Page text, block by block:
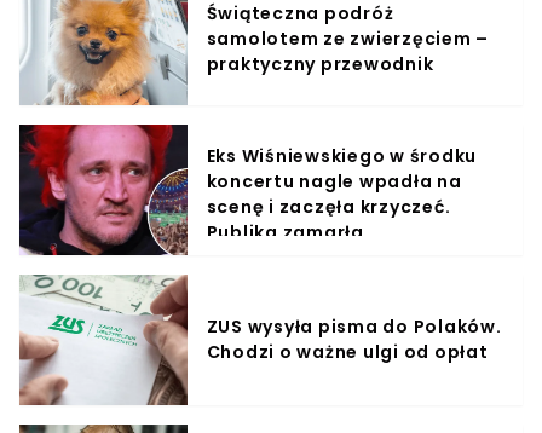
Świąteczna podróż
samolotem ze zwierzęciem –
praktyczny przewodnik
Eks Wiśniewskiego w środku
koncertu nagle wpadła na
scenę i zaczęła krzyczeć.
Publika zamarła
ZUS wysyła pisma do Polaków.
Chodzi o ważne ulgi od opłat